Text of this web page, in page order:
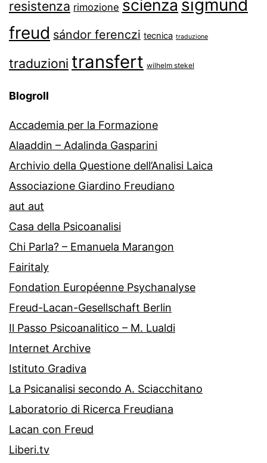
resistenza rimozione scienza sigmund
freud sándor ferenczi tecnica traduzione
traduzioni transfert wilhelm stekel
Blogroll
Accademia per la Formazione
Alaaddin – Adalinda Gasparini
Archivio della Questione dell’Analisi Laica
Associazione Giardino Freudiano
aut aut
Casa della Psicoanalisi
Chi Parla? – Emanuela Marangon
Fairitaly
Fondation Européenne Psychanalyse
Freud-Lacan-Gesellschaft Berlin
Il Passo Psicoanalitico – M. Lualdi
Internet Archive
Istituto Gradiva
La Psicanalisi secondo A. Sciacchitano
Laboratorio di Ricerca Freudiana
Lacan con Freud
Liberi.tv